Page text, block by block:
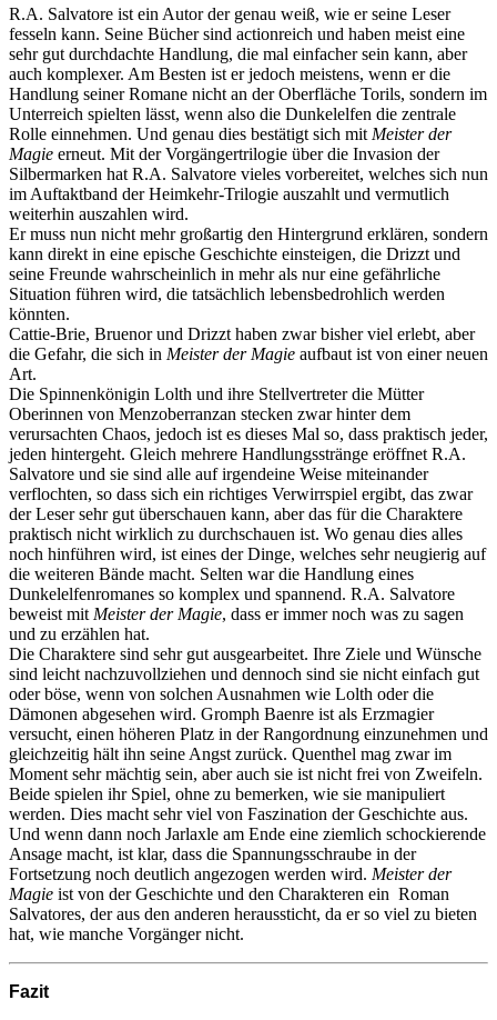
R.A. Salvatore ist ein Autor der genau weiß, wie er seine Leser
fesseln kann. Seine Bücher sind actionreich und haben meist eine
sehr gut durchdachte Handlung, die mal einfacher sein kann, aber
auch komplexer. Am Besten ist er jedoch meistens, wenn er die
Handlung seiner Romane nicht an der Oberfläche Torils, sondern im
Unterreich spielten lässt, wenn also die Dunkelelfen die zentrale
Rolle einnehmen. Und genau dies bestätigt sich mit Meister der
Magie erneut. Mit der Vorgängertrilogie über die Invasion der
Silbermarken hat R.A. Salvatore vieles vorbereitet, welches sich nun
im Auftaktband der Heimkehr-Trilogie auszahlt und vermutlich
weiterhin auszahlen wird.
Er muss nun nicht mehr großartig den Hintergrund erklären, sondern
kann direkt in eine epische Geschichte einsteigen, die Drizzt und
seine Freunde wahrscheinlich in mehr als nur eine gefährliche
Situation führen wird, die tatsächlich lebensbedrohlich werden
könnten.
Cattie-Brie, Bruenor und Drizzt haben zwar bisher viel erlebt, aber
die Gefahr, die sich in Meister der Magie aufbaut ist von einer neuen
Art.
Die Spinnenkönigin Lolth und ihre Stellvertreter die Mütter
Oberinnen von Menzoberranzan stecken zwar hinter dem
verursachten Chaos, jedoch ist es dieses Mal so, dass praktisch jeder,
jeden hintergeht. Gleich mehrere Handlungsstränge eröffnet R.A.
Salvatore und sie sind alle auf irgendeine Weise miteinander
verflochten, so dass sich ein richtiges Verwirrspiel ergibt, das zwar
der Leser sehr gut überschauen kann, aber das für die Charaktere
praktisch nicht wirklich zu durchschauen ist. Wo genau dies alles
noch hinführen wird, ist eines der Dinge, welches sehr neugierig auf
die weiteren Bände macht. Selten war die Handlung eines
Dunkelelfenromanes so komplex und spannend. R.A. Salvatore
beweist mit Meister der Magie, dass er immer noch was zu sagen
und zu erzählen hat.
Die Charaktere sind sehr gut ausgearbeitet. Ihre Ziele und Wünsche
sind leicht nachzuvollziehen und dennoch sind sie nicht einfach gut
oder böse, wenn von solchen Ausnahmen wie Lolth oder die
Dämonen abgesehen wird. Gromph Baenre ist als Erzmagier
versucht, einen höheren Platz in der Rangordnung einzunehmen und
gleichzeitig hält ihn seine Angst zurück. Quenthel mag zwar im
Moment sehr mächtig sein, aber auch sie ist nicht frei von Zweifeln.
Beide spielen ihr Spiel, ohne zu bemerken, wie sie manipuliert
werden. Dies macht sehr viel von Faszination der Geschichte aus.
Und wenn dann noch Jarlaxle am Ende eine ziemlich schockierende
Ansage macht, ist klar, dass die Spannungsschraube in der
Fortsetzung noch deutlich angezogen werden wird. Meister der
Magie ist von der Geschichte und den Charakteren ein Roman
Salvatores, der aus den anderen heraussticht, da er so viel zu bieten
hat, wie manche Vorgänger nicht.
Fazit